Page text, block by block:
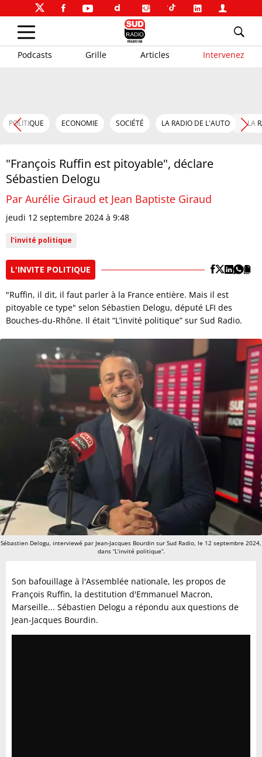
Podcasts Grille Articles Intervenez
POLITIQUE ECONOMIE SOCIÉTÉ LA RADIO DE L'AUTO LA
"François Ruffin est pitoyable", déclare
Sébastien Delogu
Par Aurélie Giraud et Jean Baptiste Giraud
jeudi 12 septembre 2024 à 9:48
l'invité politique
L'INVITE POLITIQUE
"Ruffin, il dit, il faut parler à la France entière. Mais il est
pitoyable ce type" selon Sébastien Delogu, député LFI des
Bouches-du-Rhône. Il était “L’invité politique” sur Sud Radio.
Sébastien Delogu, interviewé par Jean-Jacques Bourdin sur Sud Radio, le 12 septembre 2024,
dans “L’invité politique”.
Son bafouillage à l'Assemblée nationale, les propos de
François Ruffin, la destitution d'Emmanuel Macron,
Marseille... Sébastien Delogu a répondu aux questions de
Jean-Jacques Bourdin.